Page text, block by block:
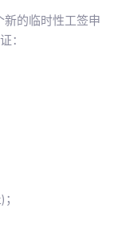
的临时性工签申
：